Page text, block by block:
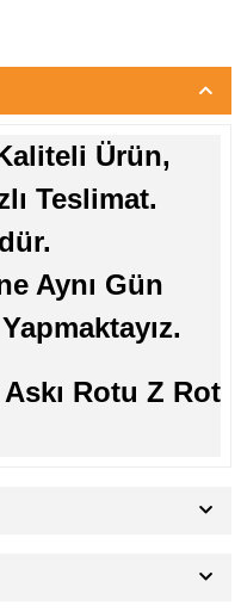
Ürün,
Teslimat.
Aynı Gün
Rotu Z Rot